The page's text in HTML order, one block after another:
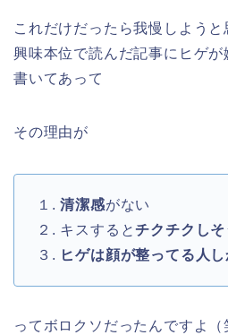
これだけだったら我慢しようと
興味本位で読んだ記事にヒゲが
書いてあって
その理由が
１.清潔感がない
２. キスするとチクチクしそ
３. ヒゲは顔が整ってる人
ってボロクソだったんですよ（